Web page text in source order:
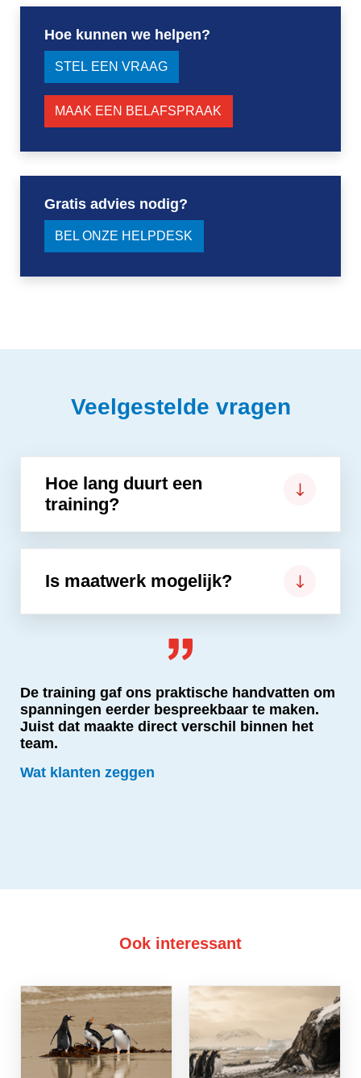
Hoe kunnen we helpen?
STEL EEN VRAAG
MAAK EEN BELAFSPRAAK
Gratis advies nodig?
BEL ONZE HELPDESK
Veelgestelde vragen
Hoe lang duurt een
training?
Is maatwerk mogelijk?
De training gaf ons praktische handvatten om
spanningen eerder bespreekbaar te maken.
Juist dat maakte direct verschil binnen het
team.
Wat klanten zeggen
Ook interessant